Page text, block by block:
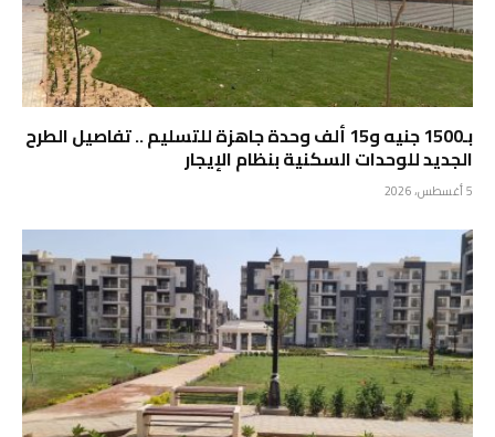
بـ1500 جنيه و15 ألف وحدة جاهزة للتسليم .. تفاصيل الطرح
الجديد للوحدات السكنية بنظام الإيجار
5 أغسطس، 2026